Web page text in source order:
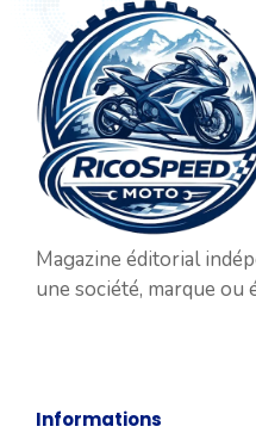
Magazine éditorial
une société, marque ou
Informations